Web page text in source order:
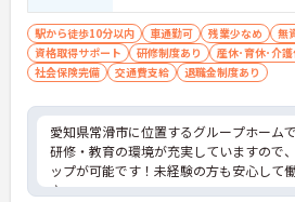
駅から徒歩10分以内 車通勤可 残業少なめ 無
資格取得サポート
研修制度あり
産休･育休･介
社会保険完備
交通費支給 退職金制度あり
愛知県常滑市に位置するグループホームで
研修・教育の環境が充実していますので
ップが可能です！未経験の方も安心して
♪